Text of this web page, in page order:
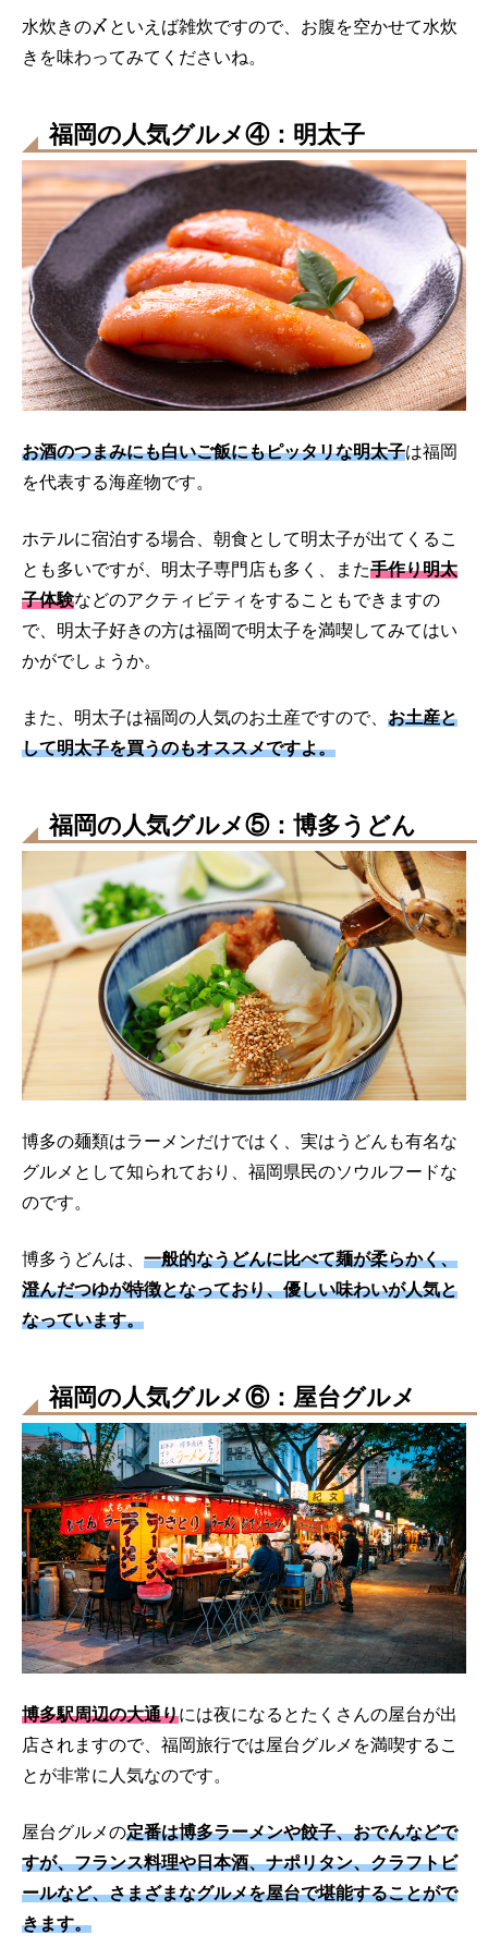
水炊きの〆といえば雑炊ですので、お腹を空かせて水炊
きを味わってみてくださいね。
福岡の人気グルメ④：明太子
お酒のつまみにも白いご飯にもピッタリな明太子は福岡
を代表する海産物です。
ホテルに宿泊する場合、朝食として明太子が出てくるこ
とも多いですが、明太子専門店も多く、また手作り明太
子体験などのアクティビティをすることもできますの
で、明太子好きの方は福岡で明太子を満喫してみてはい
かがでしょうか。
また、明太子は福岡の人気のお土産ですので、 お土産と
して明太子を買うのもオススメですよ。
福岡の人気グルメ⑤：博多うどん
博多の麺類はラーメンだけではく、実はうどんも有名な
グルメとして知られており、福岡県民のソウルフードな
のです。
博多うどんは、 一般的なうどんに比べて麺が柔らかく、
澄んだつゆが特徴となっており、優しい味わいが人気と
なっています。
福岡の人気グルメ⑥：屋台グルメ
博多駅周辺の大通りには夜になるとたくさんの屋台が出
店されますので、福岡旅行では屋台グルメを満喫するこ
とが非常に人気なのです。
屋台グルメの定番は博多ラーメンや餃子、おでんなどで
すが、フランス料理や日本酒、ナポリタン、クラフトビ
ールなど、さまざまなグルメを屋台で堪能することがで
きます。